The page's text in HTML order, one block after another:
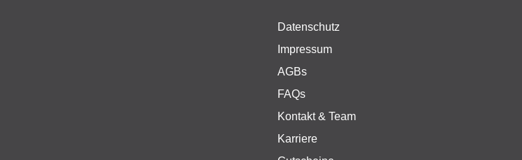
Datenschutz
Impressum
AGBs
FAQs
Kontakt & Team
Karriere